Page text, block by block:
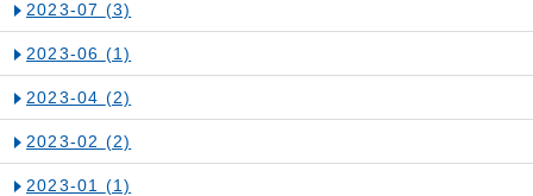
2023-07 (3)
2023-06 (1)
2023-04 (2)
2023-02 (2)
2023-01 (1)